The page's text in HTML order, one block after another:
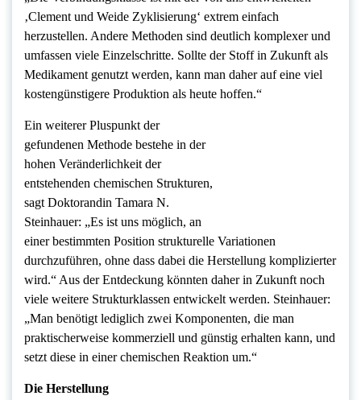
‚Clement und Weide Zyklisierung‘ extrem einfach
herzustellen. Andere Methoden sind deutlich komplexer und
umfassen viele Einzelschritte. Sollte der Stoff in Zukunft als
Medikament genutzt werden, kann man daher auf eine viel
kostengünstigere Produktion als heute hoffen.“
Ein weiterer Pluspunkt der
gefundenen Methode bestehe in der
hohen Veränderlichkeit der
entstehenden chemischen Strukturen,
sagt Doktorandin Tamara N.
Steinhauer: „Es ist uns möglich, an
einer bestimmten Position strukturelle Variationen
durchzuführen, ohne dass dabei die Herstellung komplizierter
wird.“ Aus der Entdeckung könnten daher in Zukunft noch
viele weitere Strukturklassen entwickelt werden. Steinhauer:
„Man benötigt lediglich zwei Komponenten, die man
praktischerweise kommerziell und günstig erhalten kann, und
setzt diese in einer chemischen Reaktion um.“
Die Herstellung